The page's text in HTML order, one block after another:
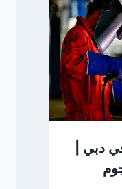
دبي |
النجوم